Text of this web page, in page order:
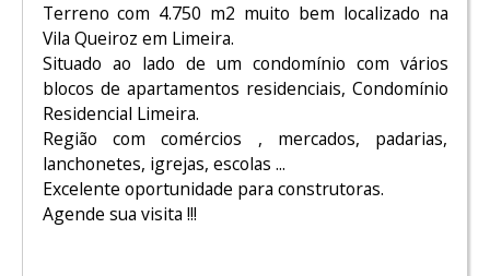
Terreno com 4.750 m2 muito bem localizado na
Vila Queiroz em Limeira.
Situado ao lado de um condomínio com vários
blocos de apartamentos residenciais, Condomínio
Residencial Limeira.
Região com comércios , mercados, padarias,
lanchonetes, igrejas, escolas ...
Excelente oportunidade para construtoras.
Agende sua visita !!!